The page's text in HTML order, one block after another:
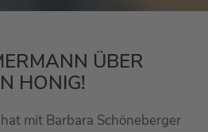
ÜBER
HONIG!
mit Barbara Schöneberger